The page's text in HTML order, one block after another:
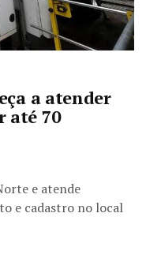
a atender
até 70
e atende
e cadastro no local